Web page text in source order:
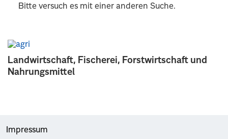
Landwirtschaft, Fischerei, Forstwirtschaft und
Nahrungsmittel
Bitte versuch es mit einer anderen Suche.
Impressum